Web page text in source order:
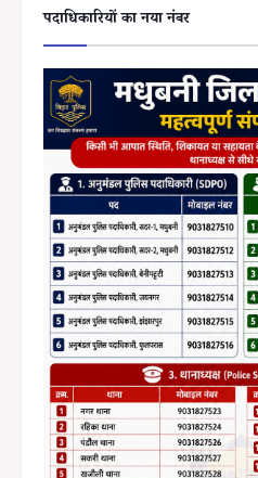
पदाधिकारियों का नया नंबर